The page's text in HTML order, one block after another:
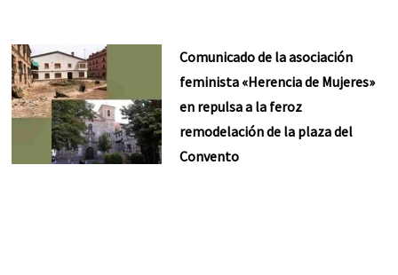
Comunicado de la asociación
feminista «Herencia de Mujeres»
en repulsa a la feroz
remodelación de la plaza del
Convento